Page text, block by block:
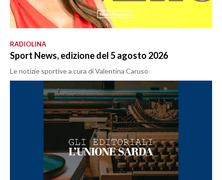
RADIOLINA
Sport News, edizione del 5 agosto 2026
Le notizie sportive a cura di Valentina Caruso